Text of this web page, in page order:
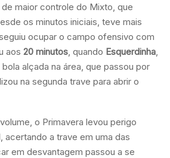
maior controle do Mixto, que
os minutos iniciais, teve mais
ocupar o campo ofensivo com
aos 20 minutos , quando Esquerdinha
alçada na área, que passou por
na segunda trave para abrir o
o Primavera levou perigo
acertando a trave em uma das
em desvantagem passou a se